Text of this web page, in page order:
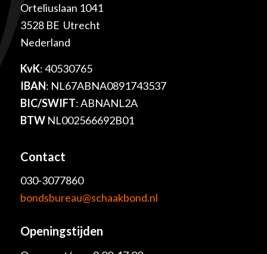
Orteliuslaan 1041
3528 BE Utrecht
Nederland
KvK: 40530765
IBAN: NL67ABNA0891743537
BIC/SWIFT: ABNANL2A
BTWNL002566692B01
Contact
030-3077860
bondsbureau@schaakbond.nl
Openingstijden